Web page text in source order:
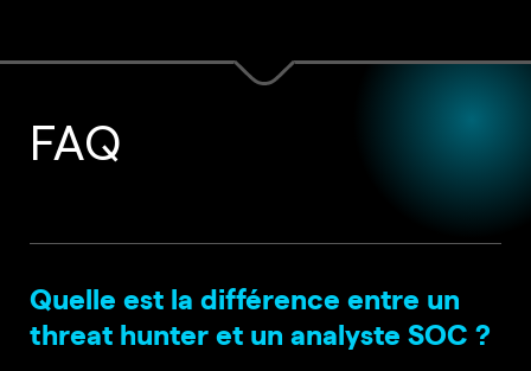
FAQ
Quelle est la différence entre un
threat hunter et un analyste SOC ?